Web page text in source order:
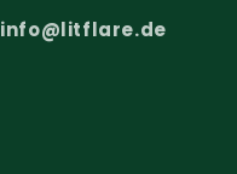
info@litflare.de